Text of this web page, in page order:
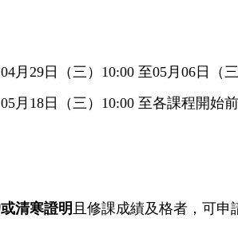
04月29日（三）10:00 至05月06日（
05月18日（三）10:00 至各課程開始
清寒證明 且修課成績及格者，可申